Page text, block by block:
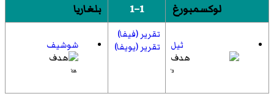
لوكسمبورغ
1–1 بلغاريا
ثيل
3'
تقرير (فيفا)
تقرير (يويفا)
شوشيف
68'